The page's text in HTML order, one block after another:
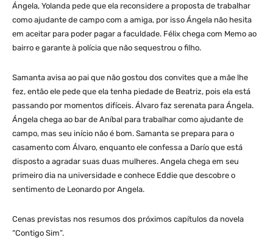
Ángela, Yolanda pede que ela reconsidere a proposta de trabalhar
como ajudante de campo com a amiga, por isso Ángela não hesita
em aceitar para poder pagar a faculdade. Félix chega com Memo ao
bairro e garante à polícia que não sequestrou o filho.
Samanta avisa ao pai que não gostou dos convites que a mãe lhe
fez, então ele pede que ela tenha piedade de Beatriz, pois ela está
passando por momentos difíceis. Álvaro faz serenata para Ángela.
Ángela chega ao bar de Aníbal para trabalhar como ajudante de
campo, mas seu início não é bom. Samanta se prepara para o
casamento com Álvaro, enquanto ele confessa a Darío que está
disposto a agradar suas duas mulheres. Angela chega em seu
primeiro dia na universidade e conhece Eddie que descobre o
sentimento de Leonardo por Angela.
Cenas previstas nos resumos dos próximos capítulos da novela
“Contigo Sim”.